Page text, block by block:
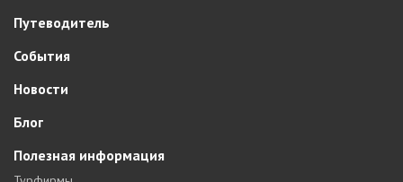
Путеводитель
События
Новости
Блог
Полезная информация